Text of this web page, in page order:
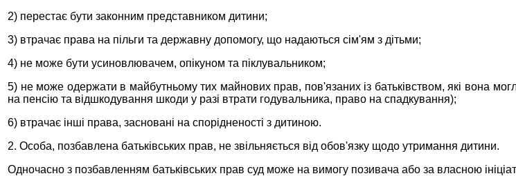
2) перестає бути законним представником дитини;
3) втрачає права на пільги та державну допомогу, що надаються сім'ям з дітьми;
4) не може бути усиновлювачем, опікуном та піклувальником;
5) не може одержати в майбутньому тих майнових прав, пов'язаних із батьківством, які вона
на пенсію та відшкодування шкоди у разі втрати годувальника, право на спадкування);
6) втрачає інші права, засновані на спорідненості з дитиною.
2. Особа, позбавлена батьківських прав, не звільняється від обов'язку щодо утримання дитини.
Одночасно з позбавленням батьківських прав суд може на вимогу позивача або за власною